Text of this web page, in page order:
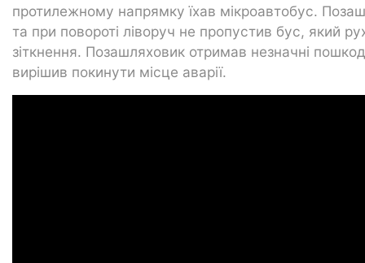
протилежному напрямку їхав мікроавтобус.
та при повороті ліворуч не пропустив бус, який
зіткнення. Позашляховик отримав незначні
вирішив покинути місце аварії.